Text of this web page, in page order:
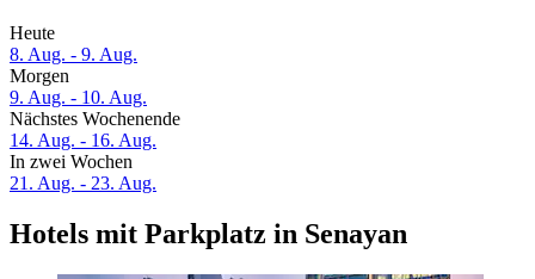
Heute
8. Aug. - 9. Aug.
Morgen
9. Aug. - 10. Aug.
Nächstes Wochenende
14. Aug. - 16. Aug.
In zwei Wochen
21. Aug. - 23. Aug.
Hotels mit Parkplatz in Senayan